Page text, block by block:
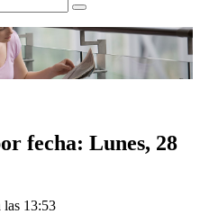
fecha: Lunes, 28
las 13:53